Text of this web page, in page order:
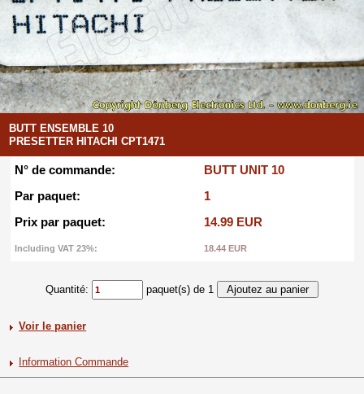
BUTT ENSEMBLE 10
PRESETTER HITACHI CPT1471
N° de commande:
BUTT UNIT 10
Par paquet:
1
Prix par paquet:
14.99 EUR
Including VAT 23%: 18.44 EUR
Quantité: paquet(s) de 1
Voir le panier
Information Commande